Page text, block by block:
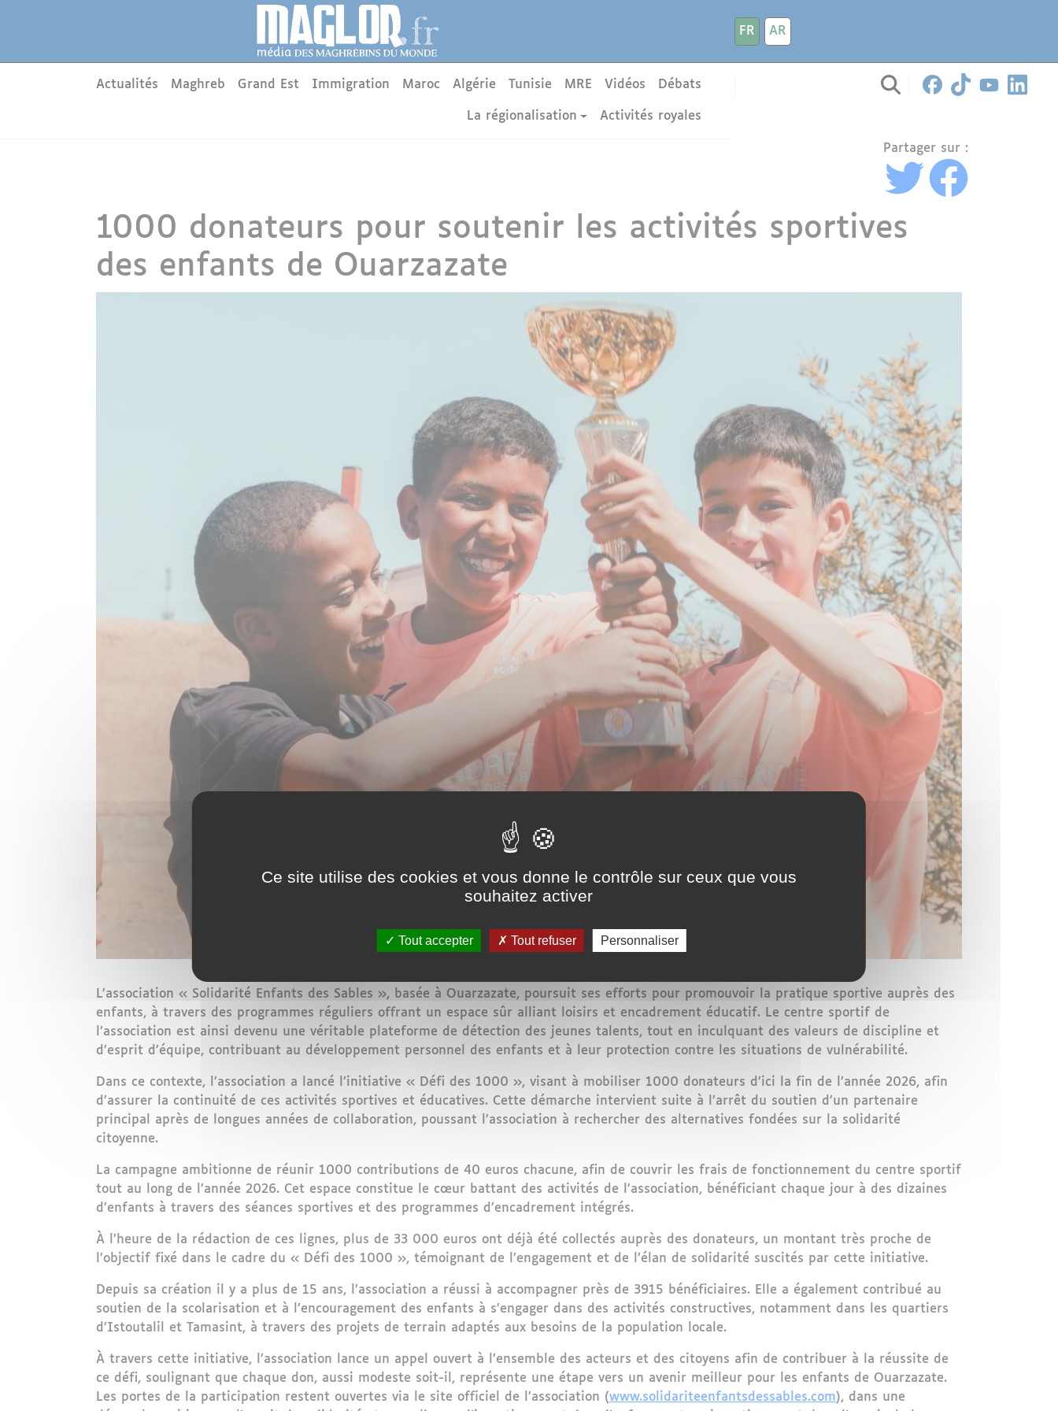
FR
AR
Main menu
Actualités Maghreb Grand Est Immigration Maroc Algérie Tunisie MRE Vidéos Débats
La régionalisation Activités royales
Partager sur :
1000 donateurs pour soutenir les activités sportives
des enfants de Ouarzazate
L’association « Solidarité Enfants des Sables », basée à Ouarzazate, poursuit ses efforts pour promouvoir la pratique sportive auprès des
enfants, à travers des programmes réguliers offrant un espace sûr alliant loisirs et encadrement éducatif. Le centre sportif de
l’association est ainsi devenu une véritable plateforme de détection des jeunes talents, tout en inculquant des valeurs de discipline et
d’esprit d’équipe, contribuant au développement personnel des enfants et à leur protection contre les situations de vulnérabilité.
Dans ce contexte, l’association a lancé l’initiative « Défi des 1000 », visant à mobiliser 1000 donateurs d’ici la fin de l’année 2026, afin
d’assurer la continuité de ces activités sportives et éducatives. Cette démarche intervient suite à l’arrêt du soutien d’un partenaire
principal après de longues années de collaboration, poussant l’association à rechercher des alternatives fondées sur la solidarité
citoyenne.
La campagne ambitionne de réunir 1000 contributions de 40 euros chacune, afin de couvrir les frais de fonctionnement du centre sportif
tout au long de l’année 2026. Cet espace constitue le cœur battant des activités de l’association, bénéficiant chaque jour à des dizaines
d’enfants à travers des séances sportives et des programmes d’encadrement intégrés.
À l’heure de la rédaction de ces lignes, plus de 33 000 euros ont déjà été collectés auprès des donateurs, un montant très proche de
l’objectif fixé dans le cadre du « Défi des 1000 », témoignant de l’engagement et de l’élan de solidarité suscités par cette initiative.
Depuis sa création il y a plus de 15 ans, l’association a réussi à accompagner près de 3915 bénéficiaires. Elle a également contribué au
soutien de la scolarisation et à l’encouragement des enfants à s’engager dans des activités constructives, notamment dans les quartiers
d’Istoutalil et Tamasint, à travers des projets de terrain adaptés aux besoins de la population locale.
À travers cette initiative, l’association lance un appel ouvert à l’ensemble des acteurs et des citoyens afin de contribuer à la réussite de
ce défi, soulignant que chaque don, aussi modeste soit-il, représente une étape vers un avenir meilleur pour les enfants de Ouarzazate.
Les portes de la participation restent ouvertes via le site officiel de l’association (www.solidariteenfantsdessables.com), dans une
Ce site utilise des cookies et vous donne le contrôle sur ceux que vous
souhaitez activer
Tout accepter Tout refuser Personnaliser